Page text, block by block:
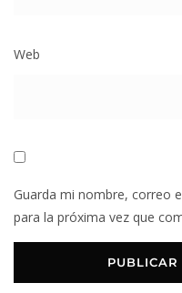
Web
Guarda mi nombre, correo
para la próxima vez que